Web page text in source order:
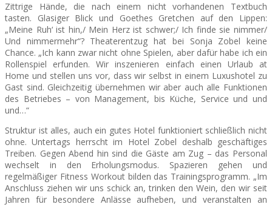
Zittrige Hände, die nach einem nicht vorhandenen Textbuch
tasten. Glasiger Blick und Goethes Gretchen auf den Lippen:
„Meine Ruh‘ ist hin,/ Mein Herz ist schwer;/ Ich finde sie nimmer/
Und nimmermehr“? Theaterentzug hat bei Sonja Zobel keine
Chance. „Ich kann zwar nicht ohne Spielen, aber dafür habe ich ein
Rollenspiel erfunden. Wir inszenieren einfach einen Urlaub at
Home und stellen uns vor, dass wir selbst in einem Luxushotel zu
Gast sind. Gleichzeitig übernehmen wir aber auch alle Funktionen
des Betriebes – von Management, bis Küche, Service und und
und…“
Struktur ist alles, auch ein gutes Hotel funktioniert schließlich nicht
ohne. Untertags herrscht im Hotel Zobel deshalb geschäftiges
Treiben. Gegen Abend hin sind die Gäste am Zug – das Personal
wechselt in den Erholungsmodus. Spazieren gehen und
regelmäßiger Fitness Workout bilden das Trainingsprogramm. „Im
Anschluss ziehen wir uns schick an, trinken den Wein, den wir seit
Jahren für besondere Anlässe aufheben, und veranstalten an